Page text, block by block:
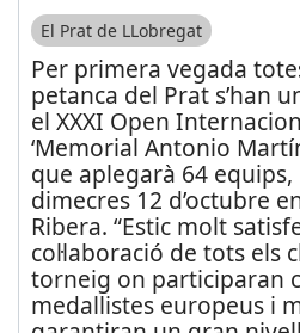
El Prat de LLobregat
Per primera vegada
petanca del Prat s’han
el XXXI Open
‘Memorial Antonio
que aplegarà 64
dimecres 12 d’octubre
Ribera. “Estic molt
col·laboració de tots els
torneig on participaran
medallistes europeus i